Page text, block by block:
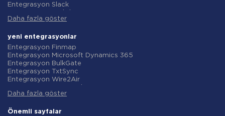
Entegrasyon Slack
Entegrasyon Gmail
Entegrasyon ClickUp
Entegrasyon Airtable
Entegrasyon Google Contacts
Entegrasyon OpenAI (ChatGPT)
Entegrasyon Instagram
Entegrasyon ActiveCampaign
Entegrasyon Typeform
Entegrasyon Salesforce CRM
Entegrasyon Notion
Daha fazla göster
yeni entegrasyonlar
Entegrasyon Finmap
Entegrasyon Microsoft Dynamics 365
Entegrasyon BulkGate
Entegrasyon TxtSync
Entegrasyon Wire2Air
Entegrasyon Infobip
Entegrasyon AtomPark
Daha fazla göster
Önemli sayfalar